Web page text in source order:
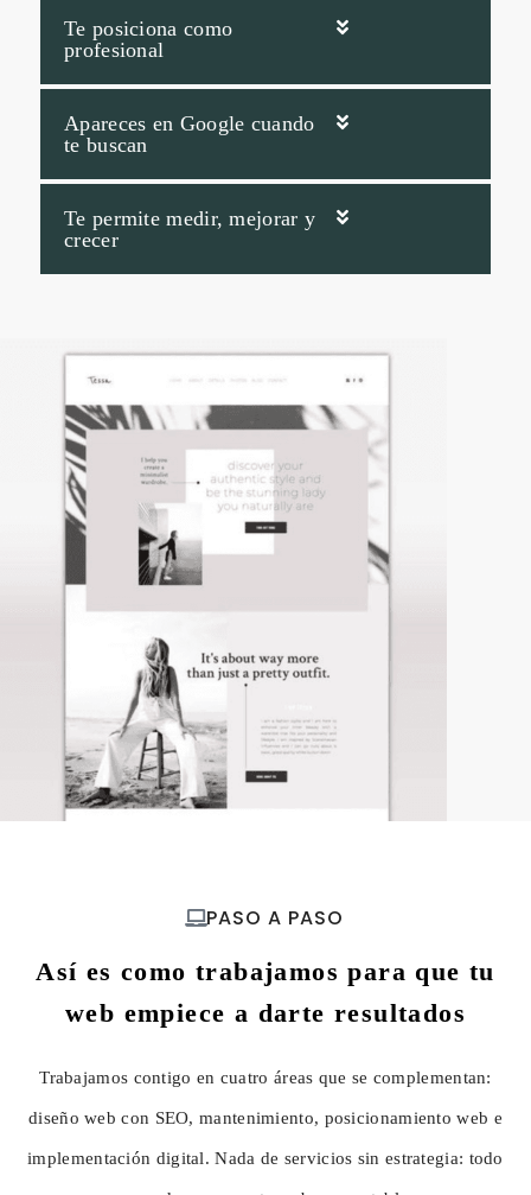
Te posiciona como
profesional
Apareces en Google cuando
te buscan
Te permite medir, mejorar y
crecer
PASO A PASO
Así es como trabajamos para que tu
web empiece a darte resultados
Trabajamos contigo en cuatro áreas que se complementan:
diseño web con SEO, mantenimiento, posicionamiento web e
implementación digital. Nada de servicios sin estrategia: todo